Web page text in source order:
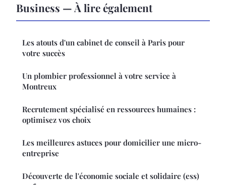
Business — À lire également
Les atouts d'un cabinet de conseil à Paris pour
votre succès
Un plombier professionnel à votre service à
Montreux
Recrutement spécialisé en ressources humaines :
optimisez vos choix
Les meilleures astuces pour domicilier une micro-
entreprise
Découverte de l'économie sociale et solidaire (ess)